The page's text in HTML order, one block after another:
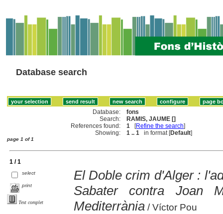
Database search
Database:
fons
Search:
RAMIS, JAUME []
References found:
1 [Refine the search]
Showing:
1 .. 1 in format [Default]
page 1 of 1
1 / 1
select
print
Text complet
El Doble crim d'Alger :
Sabater contra Joan
Mediterrània/ Víctor Pou